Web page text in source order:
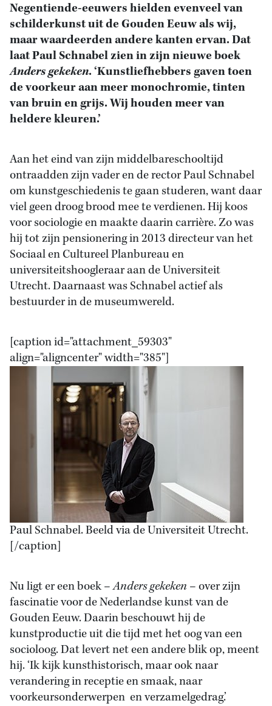
Negentiende-eeuwers hielden evenveel van
schilderkunst uit de Gouden Eeuw als wij,
maar waardeerden andere kanten ervan. Dat
laat Paul Schnabel zien in zijn nieuwe boek
Anders gekeken. ‘Kunstliefhebbers gaven toen
de voorkeur aan meer monochromie, tinten
van bruin en grijs. Wij houden meer van
heldere kleuren.’
Aan het eind van zijn middelbareschooltijd
ontraadden zijn vader en de rector Paul Schnabel
om kunstgeschiedenis te gaan studeren, want daar
viel geen droog brood mee te verdienen. Hij koos
voor sociologie en maakte daarin carrière. Zo was
hij tot zijn pensionering in 2013 directeur van het
Sociaal en Cultureel Planbureau en
universiteitshoogleraar aan de Universiteit
Utrecht. Daarnaast was Schnabel actief als
bestuurder in de museumwereld.
[caption id="attachment_59303"
align="aligncenter" width="385"]
Paul Schnabel. Beeld via de Universiteit Utrecht.
[/caption]
Nu ligt er een boek –Anders gekeken – over zijn
fascinatie voor de Nederlandse kunst van de
Gouden Eeuw. Daarin beschouwt hij de
kunstproductie uit die tijd met het oog van een
socioloog. Dat levert net een andere blik op, meent
hij. ‘Ik kijk kunsthistorisch, maar ook naar
verandering in receptie en smaak, naar
voorkeursonderwerpen en verzamelgedrag.’